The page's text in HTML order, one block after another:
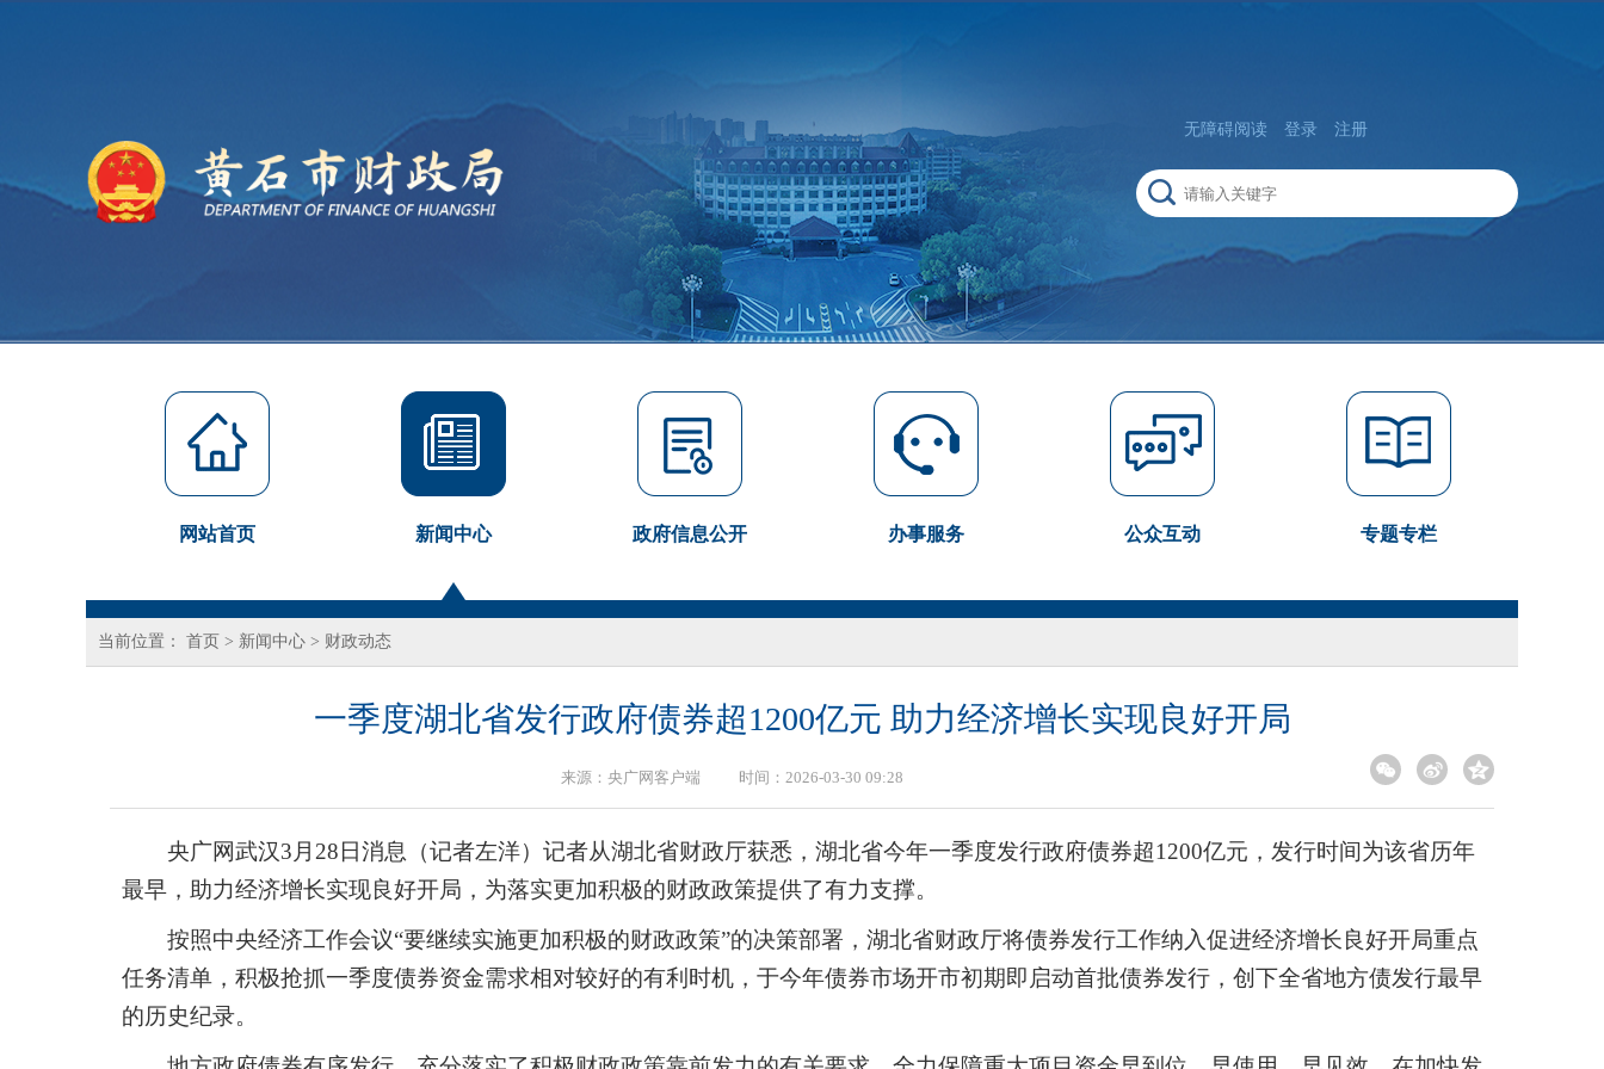
无障碍阅读 登录 注册
网站首页 新闻中心 政府信息公开 办事服务 公众互动 专题专栏
当前位置： 首页 > 新闻中心 > 财政动态
一季度湖北省发行政府债券超1200亿元 助力经济增长实现良好开局
来源： 央广网客户端 时间：2026-03-30 09:28
央广网武汉3月28日消息（记者左洋）记者从湖北省财政厅获悉，湖北省今年一季度发行政府债券超1200亿元，发行时间为该省历年
最早，助力经济增长实现良好开局，为落实更加积极的财政政策提供了有力支撑。
按照中央经济工作会议“要继续实施更加积极的财政政策”的决策部署，湖北省财政厅将债券发行工作纳入促进经济增长良好开局重点
任务清单，积极抢抓一季度债券资金需求相对较好的有利时机，于今年债券市场开市初期即启动首批债券发行，创下全省地方债发行最早
的历史纪录。